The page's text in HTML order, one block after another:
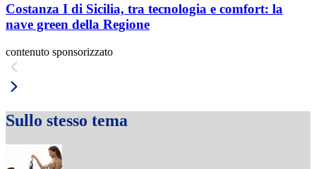
Costanza I di Sicilia, tra tecnologia e comfort: la
nave green della Regione
contenuto sponsorizzato
Sullo stesso tema